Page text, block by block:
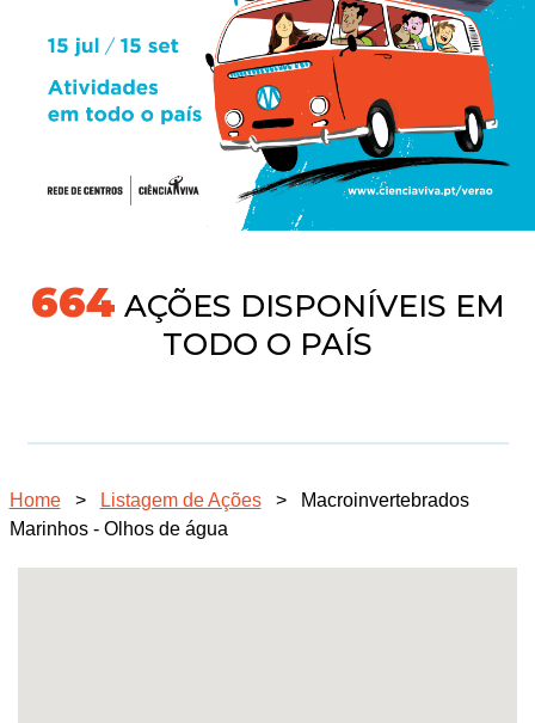
704 AÇÕES DISPONÍVEIS EM
TODO O PAÍS
Home > Listagem de Ações >
Macroinvertebrados
Marinhos - Olhos de água